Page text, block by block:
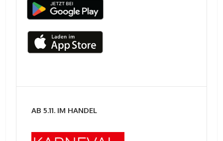
AB 5.11. IM HANDEL